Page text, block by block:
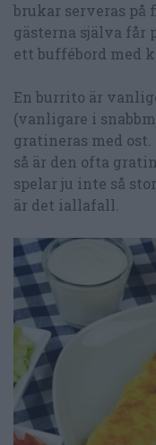
brukar serveras på
gästerna själva
ett buffébord med
En burrito är
(vanligare i
gratineras med
så är den ofta
spelar ju inte så
är det iallafall.